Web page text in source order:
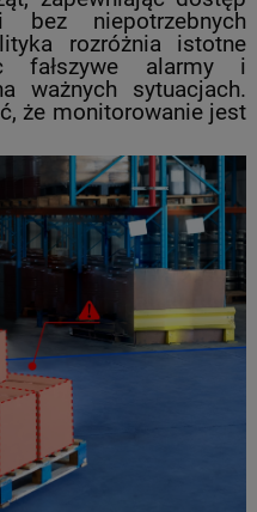
bez niepotrzebnych
rozróżnia istotne
fałszywe alarmy i
ważnych sytuacjach.
że monitorowanie jest